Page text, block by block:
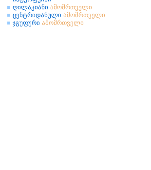
ღილაკიანი ამომრთველი
ცენტრიდანული ამომრთველი
ჯგუფური ამომრთველი